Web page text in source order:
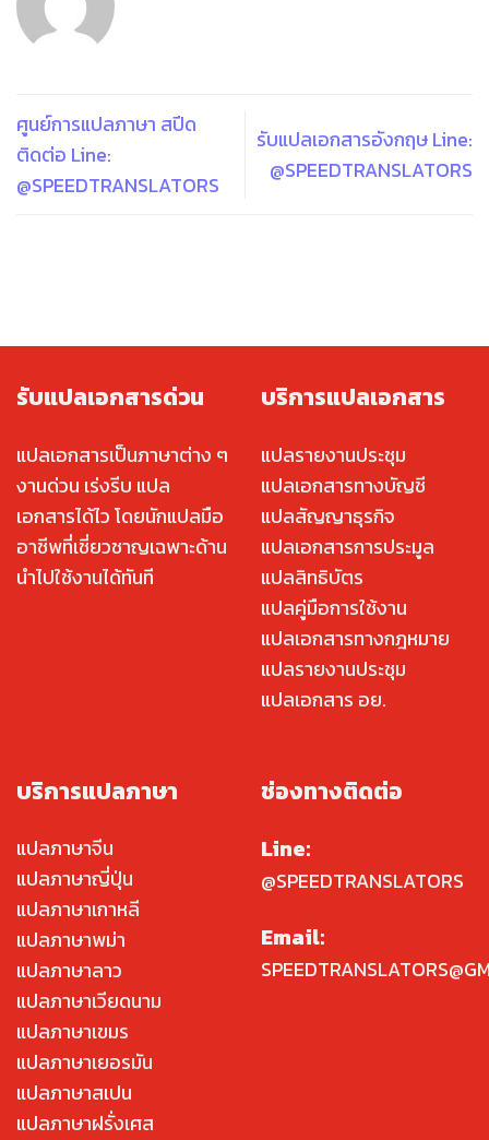
ศูนย์การแปลภาษา สปีด
ติดต่อ Line:
@SPEEDTRANSLATORS
รับแปลเอกสารอังกฤษ Line:
@SPEEDTRANSLATORS
รับแปลเอกสารด่วน
แปลเอกสารเป็นภาษาต่าง ๆ
งานด่วน เร่งรีบ แปล
เอกสารได้ไว โดยนักแปลมือ
อาชีพที่เชี่ยวชาญเฉพาะด้าน
นำไปใช้งานได้ทันที
บริการแปลเอกสาร
แปลรายงานประชุม
แปลเอกสารทางบัญชี
แปลสัญญาธุรกิจ
แปลเอกสารการประมูล
แปลสิทธิบัตร
แปลคู่มือการใช้งาน
แปลเอกสารทางกฎหมาย
แปลรายงานประชุม
แปลเอกสาร อย.
บริการแปลภาษา
แปลภาษาจีน
แปลภาษาญี่ปุ่น
แปลภาษาเกาหลี
แปลภาษาพม่า
แปลภาษาลาว
แปลภาษาเวียดนาม
แปลภาษาเขมร
แปลภาษาเยอรมัน
แปลภาษาสเปน
แปลภาษาฝรั่งเศส
ช่องทางติดต่อ
Line:
@SPEEDTRANSLATORS
Email: